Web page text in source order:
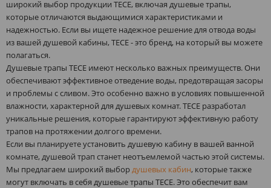
широкий выбор продукции TECE, включая душевые трапы,
которые отличаются выдающимися характеристиками и
надежностью. Если вы ищете надежное решение для отвода воды
из вашей душевой кабины, TECE - это бренд, на который вы можете
полагаться.
Душевые трапы TECE имеют несколько важных преимуществ. Они
обеспечивают эффективное отведение воды, предотвращая засоры
и проблемы с сливом. Это особенно важно в условиях повышенной
влажности, характерной для душевых комнат. TECE разработал
уникальные решения, которые гарантируют эффективную работу
трапов на протяжении долгого времени.
Если вы планируете установить душевую кабину в вашей ванной
комнате, душевой трап станет неотъемлемой частью этой системы.
Мы предлагаем широкий выбордушевых кабин, которые также
могут включать в себя душевые трапы TECE. Это обеспечит вам